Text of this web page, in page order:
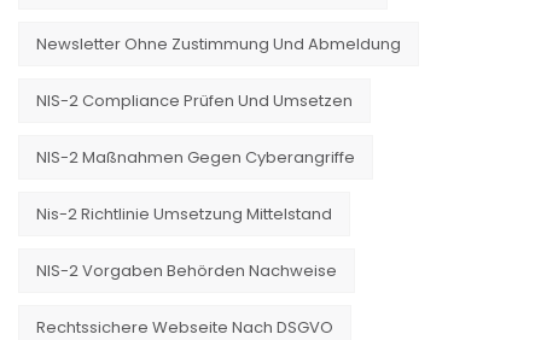
Newsletter Ohne Zustimmung Und Abmeldung
NIS-2 Compliance Prüfen Und Umsetzen
NIS-2 Maßnahmen Gegen Cyberangriffe
Nis-2 Richtlinie Umsetzung Mittelstand
NIS-2 Vorgaben Behörden Nachweise
Rechtssichere Webseite Nach DSGVO